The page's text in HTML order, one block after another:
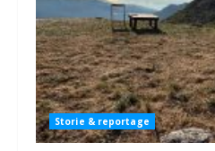
Storie & reportage